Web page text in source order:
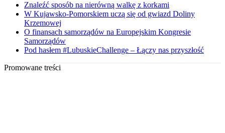
Znaleźć sposób na nierówną walkę z korkami
W Kujawsko-Pomorskiem uczą się od gwiazd Doliny
Krzemowej
O finansach samorządów na Europejskim Kongresie
Samorządów
Pod hasłem #LubuskieChallenge – Łączy nas przyszłość
Promowane treści